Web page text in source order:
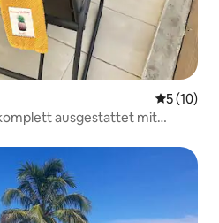
5 (10)
ausgestattet mit